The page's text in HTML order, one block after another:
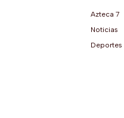
Azteca 7
Noticias
Deportes